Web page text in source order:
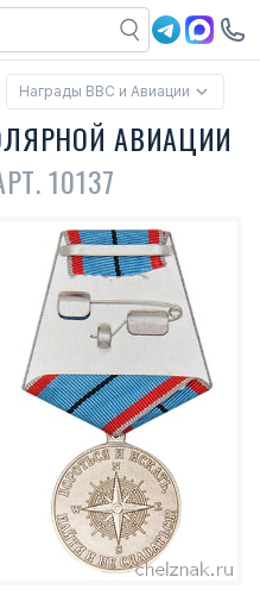
Награды ВВС и Авиации
АВИАЦИИ
10137